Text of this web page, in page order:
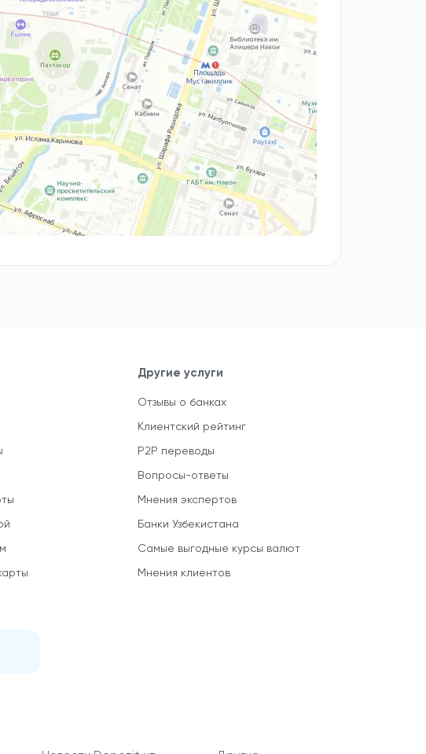
Другие услуги
Отзывы о банках
Клиентский рейтинг
P2P переводы
Вопросы-ответы
Мнения экспертов
Банки Узбекистана
Самые выгодные курсы валют
Мнения клиентов